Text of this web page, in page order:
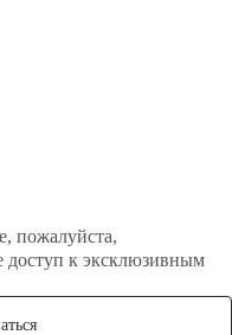
пожалуйста,
доступ к эксклюзивным